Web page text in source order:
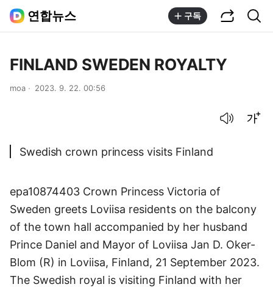
연합뉴스 구독
FINLAND SWEDEN ROYALTY
moa 2023. 9. 22. 00:56
Swedish crown princess visits Finland
epa10874403 Crown Princess Victoria of
Sweden greets Loviisa residents on the balcony
of the town hall accompanied by her husband
Prince Daniel and Mayor of Loviisa Jan D. Oker-
Blom (R) in Loviisa, Finland, 21 September 2023.
The Swedish royal is visiting Finland with her